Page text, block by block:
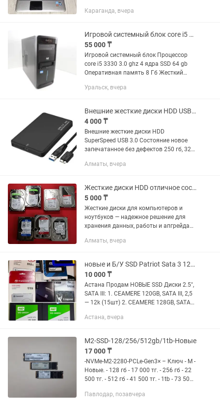
вариант для учебы, работы, просмотра
качественный,...
Караганда, вчера
Игровой системный блок core i5 3470
55 000 ₸
Игровой системный блок Процессор
core i5 3330 3.0 ghz 4 ядра SSD 64 gb
Оперативная память 8 Гб Жесткий
Отлично тянет современные игры GTA5
Уральск, вчера
Внешние жесткие диски HDD USB 3.0
4 000 ₸
Внешние жесткие диски HDD
SuperSpeed USB 3.0 Состояние новое
запечатанное без дефектов 250 гб, 320
Алматы, вчера
Жесткие диски HDD отличное состояние ПРОВЕРЕНЫ
5 000 ₸
Жесткие диски для компьютеров и
ноутбуков — надежное решение для
хранения данных, работы и апгрейда
проверены и готовы к использованию.
Алматы, вчера
новые и Б/У SSD Patriot Sata 3 120GB
10 000 ₸
Астана Продам НОВЫЕ SSD Диски 2.5",
SATA III: 1. CEAMERE 120GB, SATA III, 2,5
— 12k (15шт) 2. CEAMERE 128GB, SATA
SATA III, 2,5 — 21k (15шт) 2. Team
Астана, вчера
M2-SSD-128/256/512gb/1tb-Новые
17 000 ₸
-NVMe-M2-2280-PCLe-Gen3× – Ключ - М -
Новые. - 128 гб - 17 000 тг. - 256 гб - 22
500 тг. - 512 гб - 41 500 тг. - 1tb - 73 500
128/240/256/480GB/512/1tb/ –...
Павлодар, позавчера